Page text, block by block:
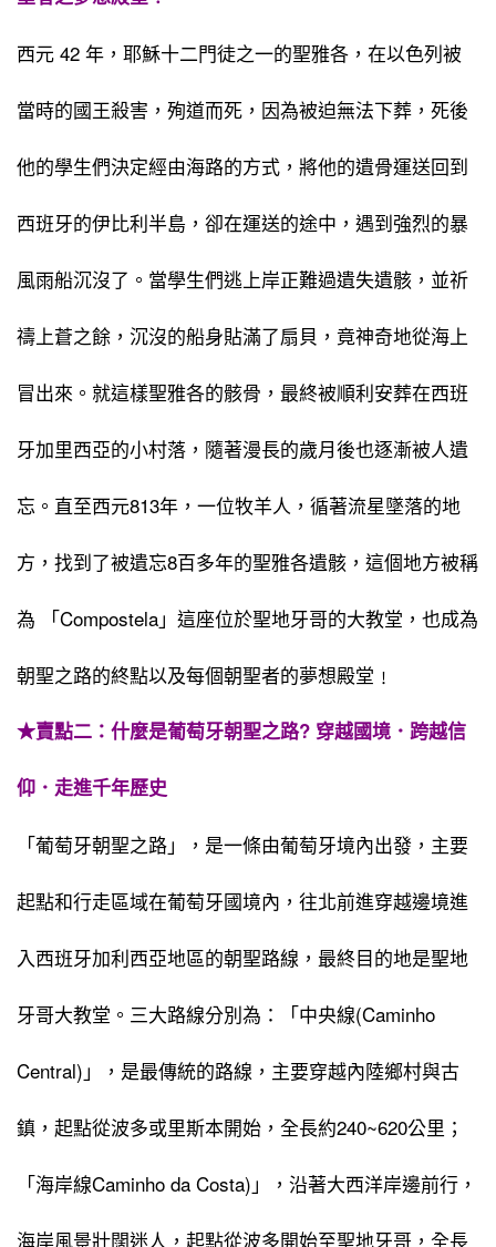
西元 42 年，耶穌十二門徒之一的聖雅各，在以色列被
當時的國王殺害，殉道而死，因為被迫無法下葬，死後
他的學生們決定經由海路的方式，將他的遺骨運送回到
西班牙的伊比利半島，卻在運送的途中，遇到強烈的暴
風雨船沉沒了。當學生們逃上岸正難過遺失遺骸，並祈
禱上蒼之餘，沉沒的船身貼滿了扇貝，竟神奇地從海上
冒出來。就這樣聖雅各的骸骨，最終被順利安葬在西班
牙加里西亞的小村落，隨著漫長的歲月後也逐漸被人遺
忘。直至西元813年，一位牧羊人，循著流星墜落的地
方，找到了被遺忘8百多年的聖雅各遺骸，這個地方被稱
為 「Compostela」這座位於聖地牙哥的大教堂，也成為
朝聖之路的終點以及每個朝聖者的夢想殿堂﹗
★賣點二：什麼是葡萄牙朝聖之路? 穿越國境．跨越信
仰．走進千年歷史
「葡萄牙朝聖之路」，是一條由葡萄牙境內出發，主要
起點和行走區域在葡萄牙國境內，往北前進穿越邊境進
入西班牙加利西亞地區的朝聖路線，最終目的地是聖地
牙哥大教堂。三大路線分別為：「中央線(Caminho
Central)」，是最傳統的路線，主要穿越內陸鄉村與古
鎮，起點從波多或里斯本開始，全長約240~620公里；
「海岸線Caminho da Costa)」，沿著大西洋岸邊前行，
海岸風景壯闊迷人，起點從波多開始至聖地牙哥，全長